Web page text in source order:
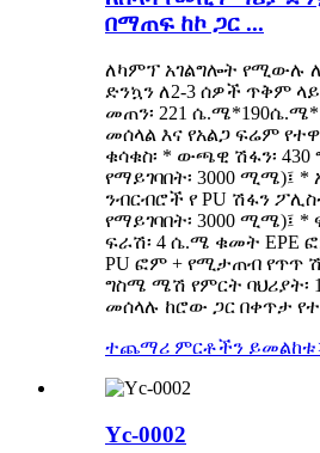
በማጠፍ ከኮ ጋር ...
ለካምፕ አገልግሎት የሚውሉ
ድንኳን ለ2-3 ሰዎች ጥቅም
መጠን፡ 221
መሰላል እና የአልጋ ፍሬም
ቁሳቁስ፡ * ውጫዊ ሽፋን፡ 430
የማይገባበት፡ 3000 ሚሜ)፤ *
ንብርብሮች የ PU ሽፋን
የማይገባበት፡ 3000 ሚሜ)፤
ፍራሽ፡ 4 ሴ.ሜ ቁመት EPE
PU ፎም + የሚታጠብ የጥጥ
ግስሜ ሜሽ የምርት ባህሪያት፡
መሰላሉ ከሮው ጋር በቀጥታ
ተጨማሪ ምርቶችን ይመልከቱ
Yc-0002